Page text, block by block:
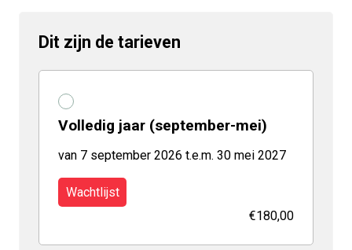
Dit zijn de tarieven
Volledig jaar (september-mei)
van 7 september 2026 t.e.m. 30 mei 2027
Wachtlijst
€180,00